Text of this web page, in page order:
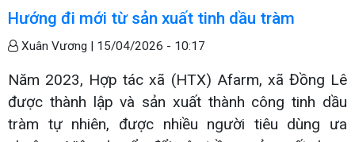
Hướng đi mới từ sản xuất tinh dầu tràm
Xuân Vương | 15/04/2026 - 10:17
Năm 2023, Hợp tác xã (HTX) Afarm, xã Đồng Lê
được thành lập và sản xuất thành công tinh dầu
tràm tự nhiên, được nhiều người tiêu dùng ưa